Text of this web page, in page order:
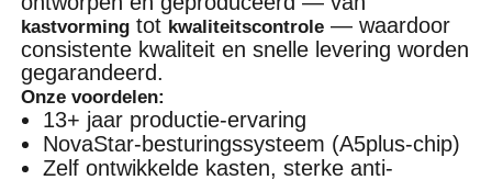
kastvorming tot kwaliteitscontrole — waardoor
consistente kwaliteit en snelle levering worden
gegarandeerd.
Onze voordelen:
13+ jaar productie-ervaring
NovaStar-besturingssysteem (A5plus-chip)
Zelf ontwikkelde kasten, sterke anti-